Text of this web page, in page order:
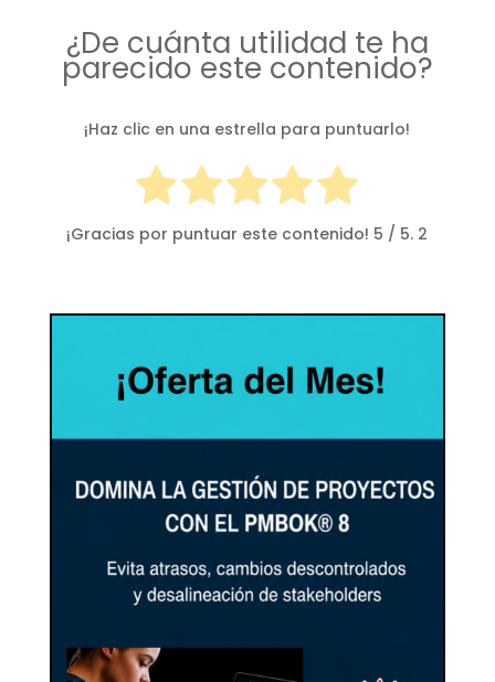
¿De cuánta utilidad te ha
parecido este contenido?
¡Haz clic en una estrella para puntuarlo!
¡Gracias por puntuar este contenido! 5 / 5. 2